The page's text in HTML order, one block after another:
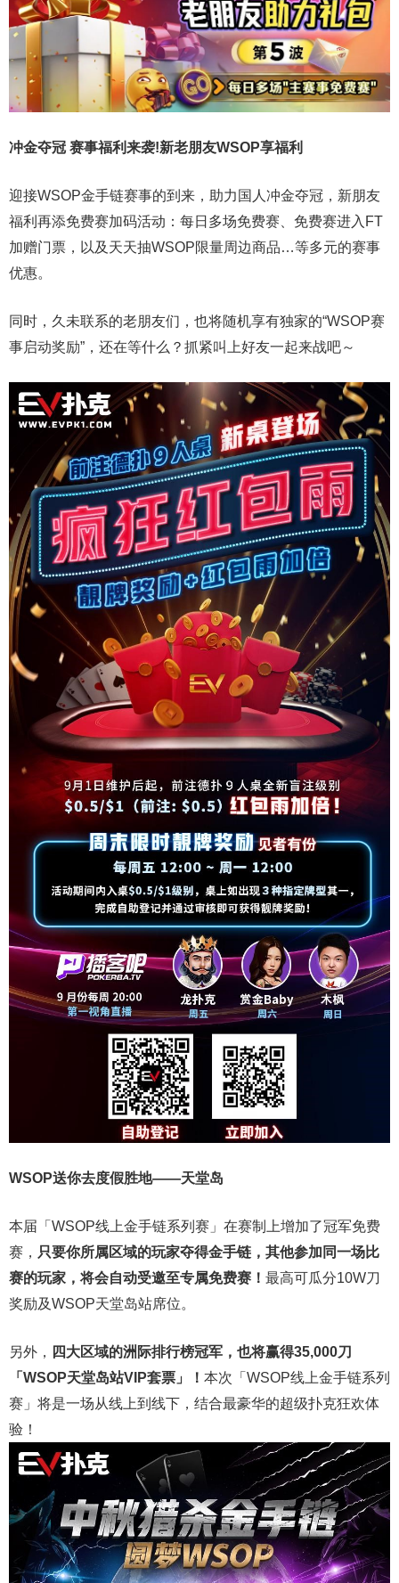
冲金夺冠 赛事福利来袭!新老朋友WSOP享福利
迎接WSOP金手链赛事的到来，助力国人冲金夺冠，新朋友
福利再添免费赛加码活动：每日多场免费赛、免费赛进入FT
加赠门票，以及天天抽WSOP限量周边商品…等多元的赛事
优惠。
同时，久未联系的老朋友们，也将随机享有独家的“WSOP赛
事启动奖励”，还在等什么？抓紧叫上好友一起来战吧～
WSOP送你去度假胜地——天堂岛
本届「WSOP线上金手链系列赛」在赛制上增加了冠军免费
赛， 只要你所属区域的玩家夺得金手链，其他参加同一场比
赛的玩家，将会自动受邀至专属免费赛！ 最高可瓜分10W刀
奖励及WSOP天堂岛站席位。
另外， 四大区域的洲际排行榜冠军，也将赢得35,000刀
「WSOP天堂岛站VIP套票」！ 本次「WSOP线上金手链系列
赛」将是一场从线上到线下，结合最豪华的超级扑克狂欢体
验！